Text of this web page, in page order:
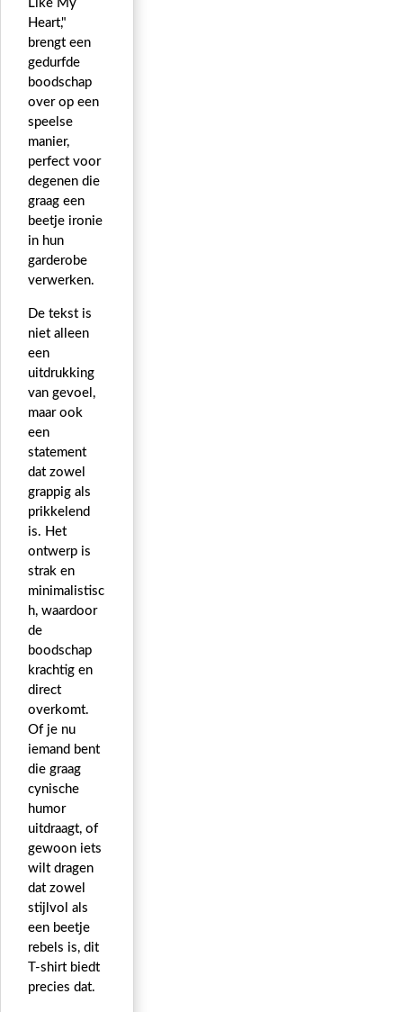
Like My
Heart,"
brengt een
gedurfde
boodschap
over op een
speelse
manier,
perfect voor
degenen die
graag een
beetje ironie
in hun
garderobe
verwerken.
De tekst is
niet alleen
een
uitdrukking
van gevoel,
maar ook
een
statement
dat zowel
grappig als
prikkelend
is. Het
ontwerp is
strak en
minimalistisc
h, waardoor
de
boodschap
krachtig en
direct
overkomt.
Of je nu
iemand bent
die graag
cynische
humor
uitdraagt, of
gewoon iets
wilt dragen
dat zowel
stijlvol als
een beetje
rebels is, dit
T-shirt biedt
precies dat.